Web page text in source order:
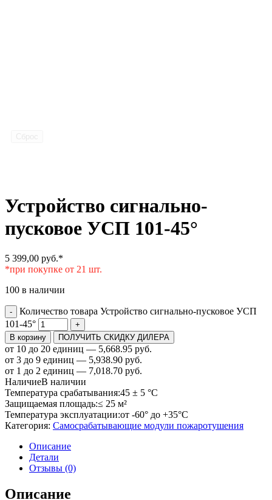
Устройство сигнально-
пусковое УСП 101-45°
5 399,00 руб.*
*при покупке от 21 шт.
100 в наличии
-
Количество товара Устройство сигнально-пусковое УСП
101-45°
+
В корзину
ПОЛУЧИТЬ СКИДКУ ДИЛЕРА
от 10 до 20 единиц — 5,668.95 руб.
от 3 до 9 единиц — 5,938.90 руб.
от 1 до 2 единиц — 7,018.70 руб.
НаличиеВ наличии
Температура срабатывания:45 ± 5 °С
Защищаемая площадь:≤ 25 м²
Температура эксплуатации:от -60° до +35°С
Категория: Самосрабатывающие модули пожаротушения
Описание
Детали
Отзывы (0)
Описание